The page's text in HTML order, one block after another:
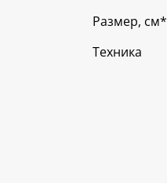
Размер, см*
Техника